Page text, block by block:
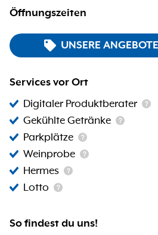
Öffnungszeiten
UNSERE
Services vor Ort
Digitaler Produktberater
Gekühlte Getränke
Parkplätze
Weinprobe
Hermes
Lotto
So findest du uns!